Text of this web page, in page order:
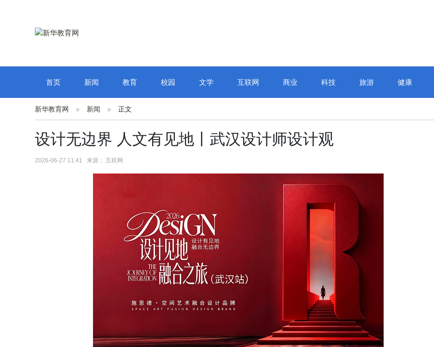
首页 新闻 教育 校园 文学 互联网 商业 科技 旅游 健康
新华教育网 新闻 正文
设计无边界 人文有见地丨武汉设计师设计观
2026-06-27 11:41 来源： 互联网